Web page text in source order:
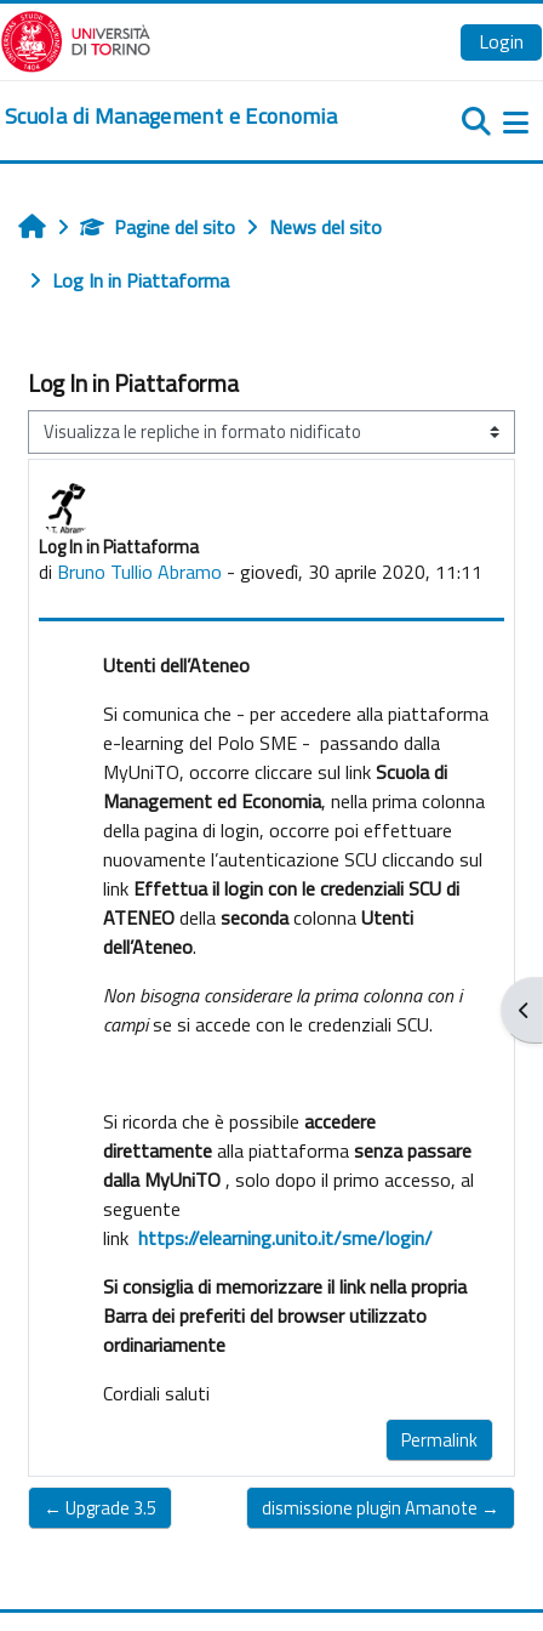
Vai al contenuto principale
Login
Scuola di Management e Economia
HomePagine del sito
News del sito
Log In in Piattaforma
Log In in Piattaforma
Modalità visualizzazione
Log In in Piattaforma
di Bruno Tullio Abramo - giovedì, 30 aprile 2020, 11:11
Numero di risposte: 0
Utenti dell’Ateneo
Si comunica che - per accedere alla piattaforma
e-learning del Polo SME - passando dalla
MyUniTO, occorre cliccare sul linkScuola di
Management ed Economia, nella prima colonna
della pagina di login, occorre poi effettuare
nuovamente l’autenticazione SCU cliccando sul
link Effettua il login con le credenziali SCU di
ATENEOdellasecondacolonnaUtenti
dell’Ateneo.
Non bisogna considerare la prima colonna con i
campise si accede con le credenziali SCU.
Si ricorda che è possibile accedere
direttamentealla piattaformasenza passare
dalla MyUniTO , solo dopo il primo accesso, al
seguente
link https://elearning.unito.it/sme/login/
Si consiglia di memorizzare il link nella propria
Barra dei preferiti del browser utilizzato
ordinariamente
Cordiali saluti
Permalink
← Upgrade 3.5 dismissione plugin Amanote →